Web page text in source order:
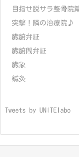
目指せ脱サラ整骨院
突撃！隣の治療院♪
臓腑弁証
臓腑間弁証
臓象
鍼灸
Tweets by UNITElabo